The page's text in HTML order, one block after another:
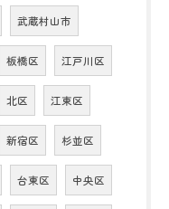
武蔵村山市
板橋区 江戸川区
北区 江東区
新宿区 杉並区
台東区 中央区